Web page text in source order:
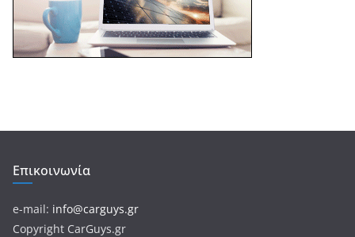
Επικοινωνία
e-mail: info@carguys.gr
Copyright CarGuys.gr